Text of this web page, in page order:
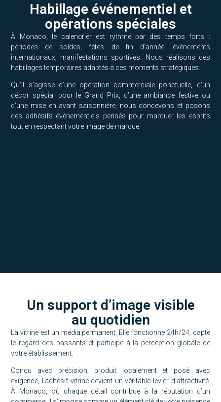
Habillage événementiel et
opérations spéciales
À Monaco, le calendrier est rythmé par des temps forts :
périodes de soldes, fêtes de fin d’année, événements
internationaux, manifestations sportives. Nous réalisons des
habillages temporaires adaptés à ces moments stratégiques.
Qu’il s’agisse d’une opération commerciale ponctuelle, d’un
décor spécial pour le Grand Prix, d’une ambiance festive ou
d’une mise en avant saisonnière, nous concevons et posons
des adhésifs événementiels pensés pour marquer les esprits
tout en respectant votre image de marque.
Un support d’image visible
au quotidien
La vitrine est un média permanent. Elle fonctionne 24h/24, capte
le regard des passants et participe à la perception globale de
votre établissement.
Conçu avec précision, produit localement et posé avec
exigence, l’adhésif vitrine devient un véritable levier d’attractivité.
À Monaco, où chaque détail contribue à la réputation d’un